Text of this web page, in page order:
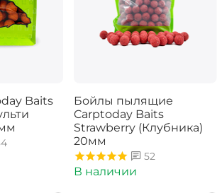
Baits
Бойлы пылящие
Carptoday Baits
Strawberry (Клубника)
20мм
52
В наличии